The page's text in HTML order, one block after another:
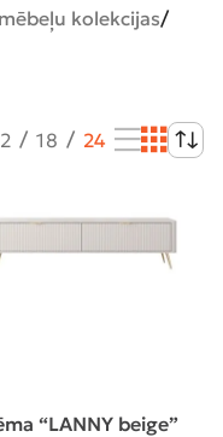
kolekcijas
18 24
“LANNY beige”